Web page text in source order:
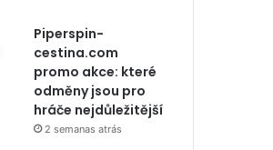
Piperspin-
cestina.com
promo akce: které
odměny jsou pro
hráče nejdůležitější
2 semanas atrás